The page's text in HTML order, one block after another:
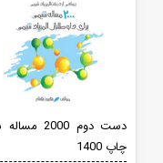
دست دوم
چاپ 1400